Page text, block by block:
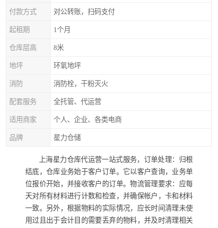
付款方式 对公转账，扫码支付
起租期 1个月
仓库层高 8米
地坪 环氧地坪
消防 消防栓，干粉灭火
配套服务 全托管、代运营
适用商家 个人、企业、各类电商
品牌 星力仓储
上海星力仓库代运营一站式服务， 订单处理：归根
结底，仓库业务始于客户订单。它以客户查询，业务单
位报价开始，并接收客户的订单。物流管理要求：应每
天对所有材料进行计数和检查，并确保帐户，卡和材料
一致。另外，根据物料的实际情况，应长时间清理未使
用过且出于会计目的需要丢弃的物料，并及时清理相关